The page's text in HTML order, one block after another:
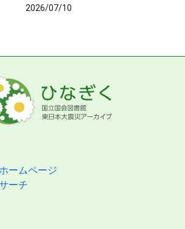
2026/07/10
ームページ
ーチ